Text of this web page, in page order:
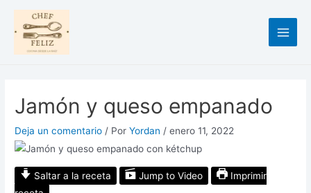
contenido
Jamón y queso empanado
Deja un comentario / PorYordan /enero 11, 2022
Saltar a la receta Jump to Video
Imprimir